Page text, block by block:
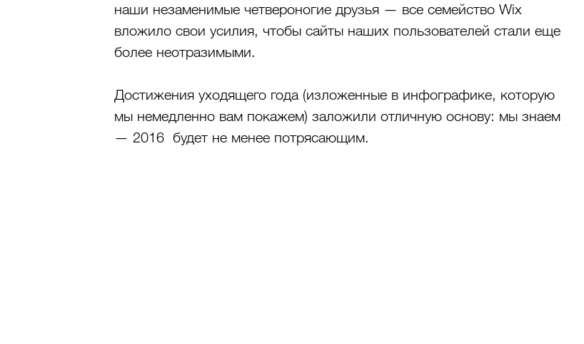
наши незаменимые четвероногие друзья — все семейство Wix
вложило свои усилия, чтобы сайты наших пользователей стали еще
более неотразимыми.
Достижения уходящего года (изложенные в инфографике, которую
мы немедленно вам покажем) заложили отличную основу: мы знаем
— 2016  будет не менее потрясающим.